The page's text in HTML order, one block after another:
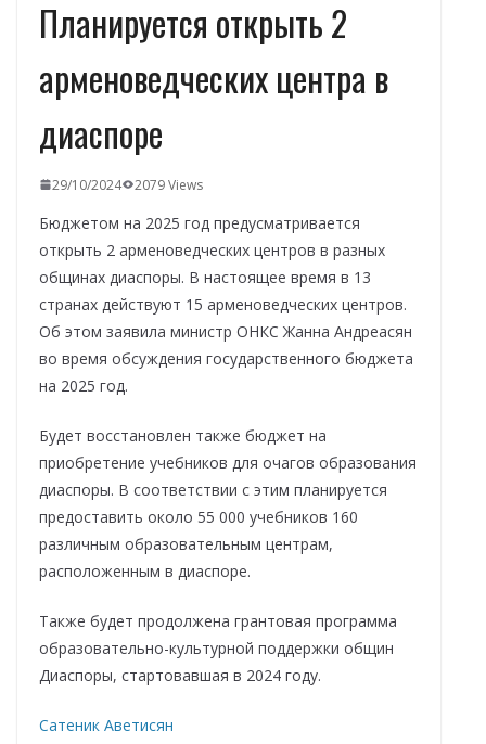
Планируется открыть 2
арменоведческих центра в
диаспоре
29/10/2024 2079 Views
Бюджетом на 2025 год предусматривается
открыть 2 арменоведческих центров в разных
общинах диаспоры. В настоящее время в 13
странах действуют 15 арменоведческих центров.
Об этом заявила министр ОНКС Жанна Андреасян
во время обсуждения государственного бюджета
на 2025 год.
Будет восстановлен также бюджет на
приобретение учебников для очагов образования
диаспоры. В соответствии с этим планируется
предоставить около 55 000 учебников 160
различным образовательным центрам,
расположенным в диаспоре.
Также будет продолжена грантовая программа
образовательно-культурной поддержки общин
Диаспоры, стартовавшая в 2024 году.
Сатеник Аветисян